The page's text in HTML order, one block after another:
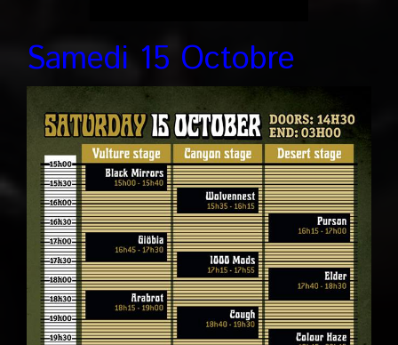
Samedi 15 Octobre